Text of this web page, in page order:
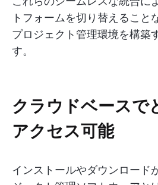
トフォームを切り替えること
プロジェクト管理環境を構築
す。
クラウドベースで
アクセス可能
インストールやダウンロード